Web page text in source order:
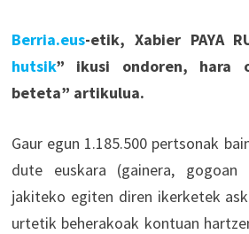
Berria.eus-etik, Xabier PAYA
hutsik” ikusi ondoren, hara
beteta” artikulua.
Gaur egun 1.185.500 pertsonak
dute euskara (gainera, gogoan
jakiteko egiten diren ikerketek
urtetik beherakoak kontuan